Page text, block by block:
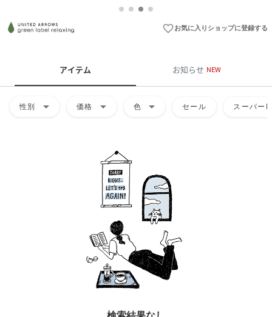
favorite_borderお気に入りショップに登録する
アイテム お知らせ NEW
性別 arrow_drop_down 価格 arrow_drop_down 色 arrow_drop_down セール スーパー